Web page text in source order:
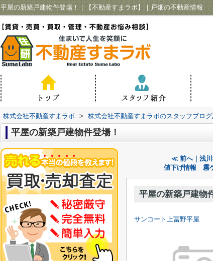
平屋の新築戸建物件登場！｜【不動産すまラボ】｜戸畑の不動産情報
株式会社不動産すまラボ > 株式会社不動産すまラボのスタッフブロ
平屋の新築戸建物件登場！
≪ 前へ｜浅川
値下げ情報 霧
平屋の新築戸建物
サンコート上冨野平屋